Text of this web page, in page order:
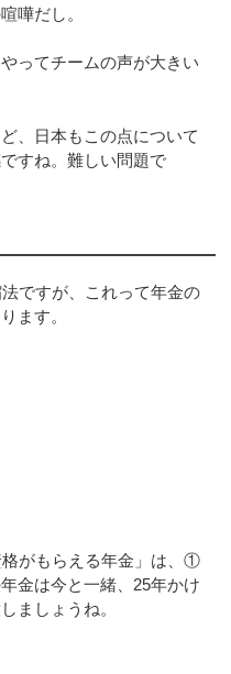
嘩だし。
ってチームの声が大きい
、日本もこの点について
すね。難しい問題で
ですが、これって年金の
ます。
がもらえる年金」は、①
金は今と一緒、25年かけ
ましょうね。